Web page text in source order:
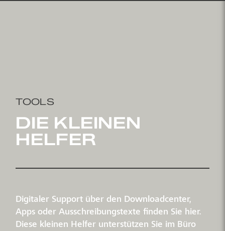
TOOLS
DIE KLEINEN
HELFER
Digitaler Support über den Downloadcenter,
Apps oder Ausschreibungstexte finden Sie hier.
Diese kleinen Helfer unterstützen Sie im Büro